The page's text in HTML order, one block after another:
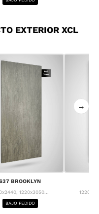
EXTERIOR XCL
BROOKLYN
1220x3050...
BAJO PEDIDO
→